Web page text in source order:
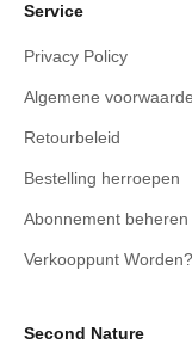
Service
Privacy Policy
Algemene
Retourbeleid
Bestelling herroepen
Abonnement beheren
Verkooppunt Worden?
Second Nature